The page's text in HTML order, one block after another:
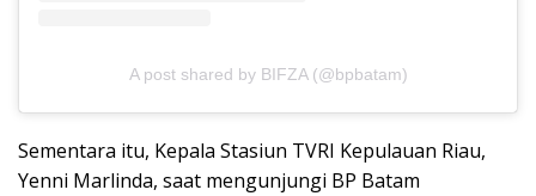
A post shared by BIFZA (@bpbatam)
Sementara itu, Kepala Stasiun TVRI Kepulauan Riau,
Yenni Marlinda, saat mengunjungi BP Batam